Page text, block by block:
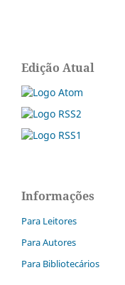
Edição Atual
Informações
Para Leitores
Para Autores
Para Bibliotecários